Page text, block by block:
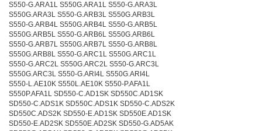
S550-G.ARA1L S550G.ARA1L S550-G.ARA3L
S550G.ARA3L S550-G.ARB3L S550G.ARB3L
S550-G.ARB4L S550G.ARB4L S550-G.ARB5L
S550G.ARB5L S550-G.ARB6L S550G.ARB6L
S550-G.ARB7L S550G.ARB7L S550-G.ARB8L
S550G.ARB8L S550-G.ARC1L S550G.ARC1L
S550-G.ARC2L S550G.ARC2L S550-G.ARC3L
S550G.ARC3L S550-G.ARI4L S550G.ARI4L
S550-L.AE10K S550L.AE10K S550-P.AFA1L
S550P.AFA1L SD550-C.AD1SK SD550C.AD1SK
SD550-C.ADS1K SD550C.ADS1K SD550-C.ADS2K
SD550C.ADS2K SD550-E.AD1SK SD550E.AD1SK
SD550-E.AD2SK SD550E.AD2SK SD550-G.AD5AK